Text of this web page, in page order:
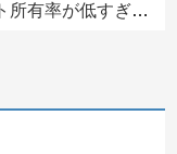
ぎる、何故なのか」
食う中国人の子供